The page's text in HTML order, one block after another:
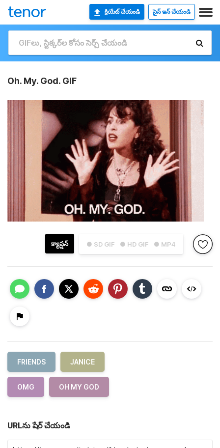
క్రియేట్ చేయండి సైన్ ఇన్ చేయండి
Oh. My. God. GIF
● SD GIF ● HD GIF ● MP4
క్యాప్షన్
FRIENDS JANICE
OMG OH MY GOD
URLను షేర్ చేయండి